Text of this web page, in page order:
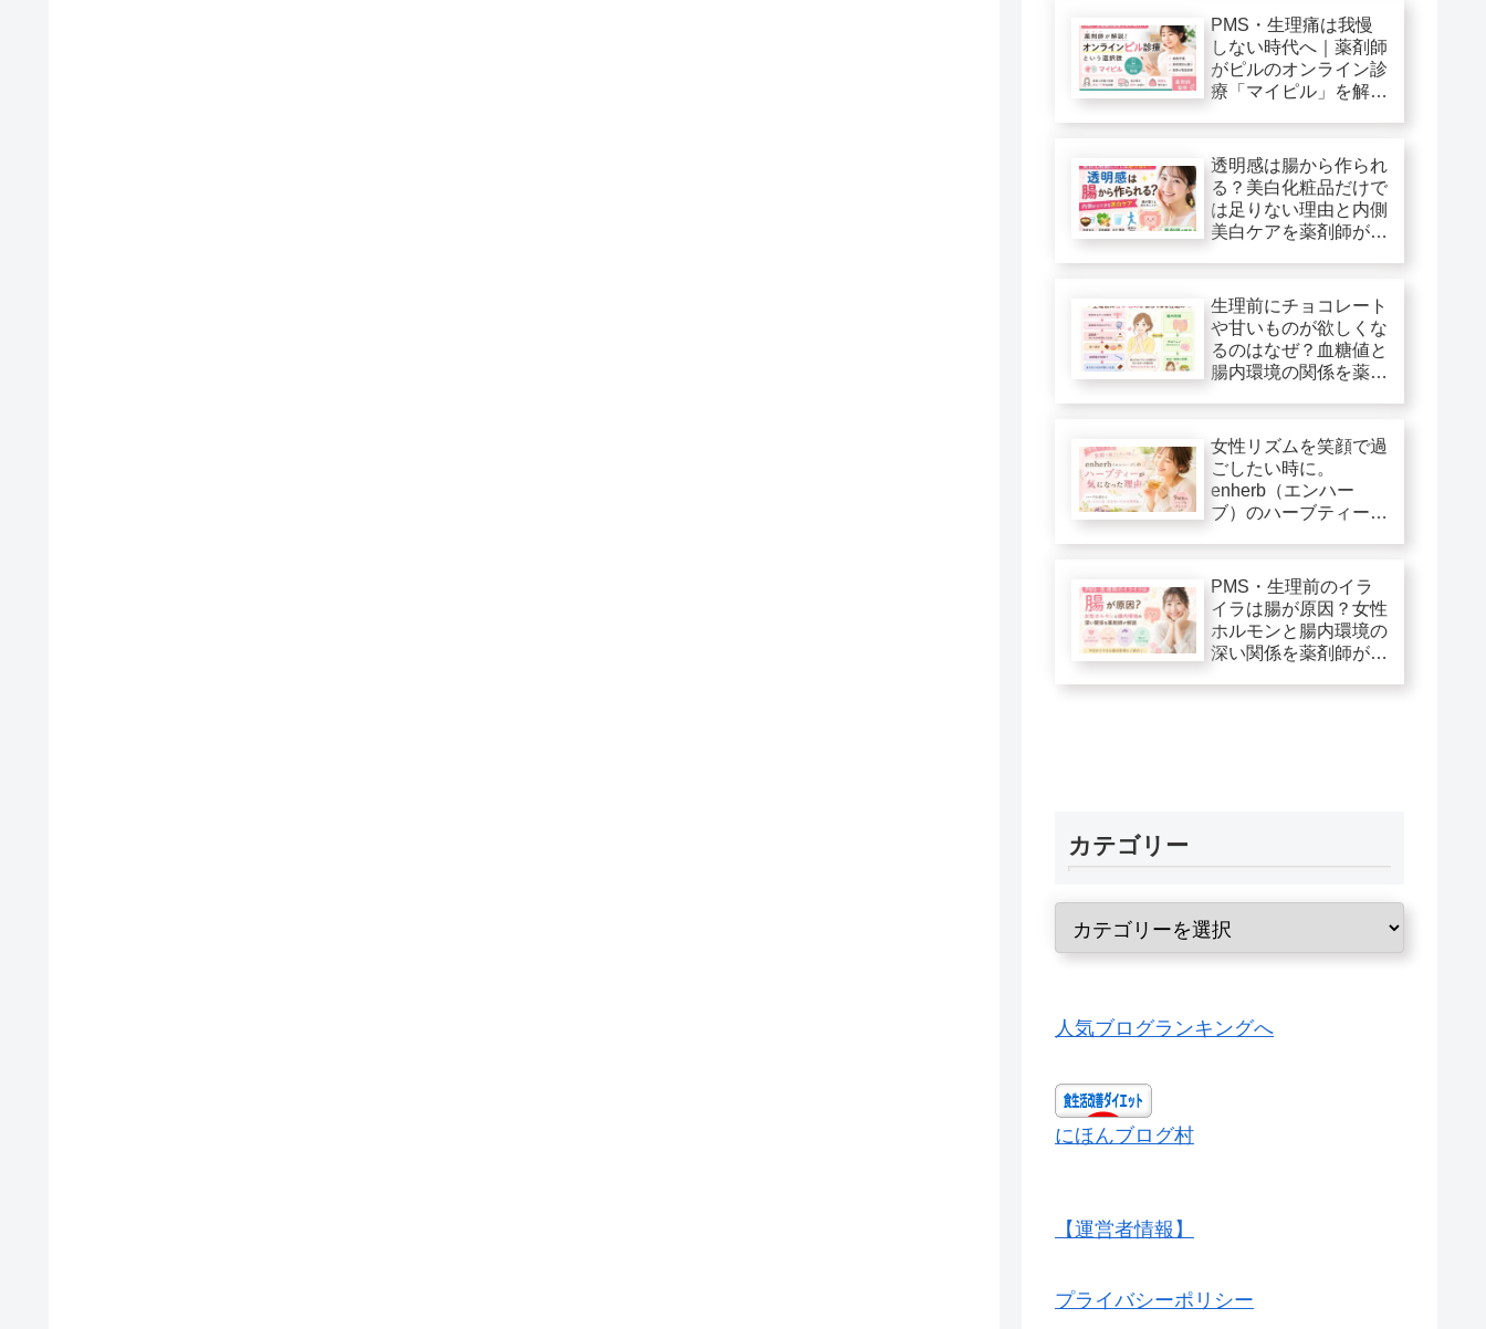
PMS・生理痛は我慢
しない時代へ｜薬剤師
がピルのオンライン診
療「マイピル」を解
透明感は腸から作られ
る？美白化粧品だけで
は足りない理由と内側
美白ケアを薬剤師が解
生理前にチョコレート
や甘いものが欲しくな
るのはなぜ？血糖値と
腸内環境の関係を薬剤
女性リズムを笑顔で過
ごしたい時に。
enherb（エンハー
ブ）のハーブティーが
PMS・生理前のイラ
イラは腸が原因？女性
ホルモンと腸内環境の
深い関係を薬剤師が解
カテゴリー
人気ブログランキングへ
にほんブログ村
【運営者情報】
プライバシーポリシー